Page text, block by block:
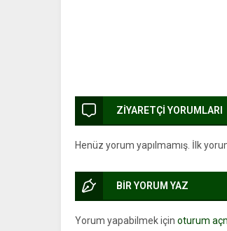
ZİYARETÇİ YORUMLARI
Henüz yorum yapılmamış. İlk
BİR YORUM YAZ
Yorum yapabilmek için oturum